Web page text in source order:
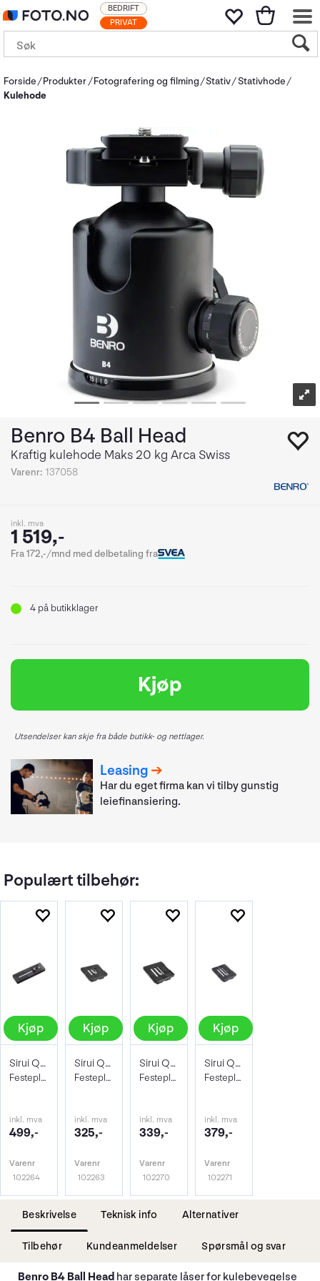
PRIVAT
BEDRIFT
Forside Produkter Fotografering og filming Stativ Stativhode
Kulehode
Benro B4 Ball Head
Kraftig kulehode Maks 20 kg Arca Swiss
Varenr: 137058
inkl. mva
1 519,-
Fra 172,-/mnd med delbetaling fra
4 på butikklager
Kjøp
Utsendelser kan skje fra både butikk- og nettlager.
Leasing
Har du eget firma kan vi tilby gunstig
leiefinansiering.
Populært tilbehør:
Kjøp
Sirui Quick Release Plate PH-120
Festeplate Arca Swiss 12 cm
inkl. mva
499,-
Varenr
102264
Kjøp
Sirui Quick Release Plate TY-50X
Festeplate Arca Swiss Bred med remfeste
inkl. mva
325,-
Varenr
102263
Kjøp
Sirui Quick Release Plate TY-60X
Festeplate Arca Swiss
inkl. mva
339,-
Varenr
102270
Kjøp
Sirui Quick Release Plate TY-70X
Festeplate Arca Swiss Ekstra bred
inkl. mva
379,-
Varenr
102271
Beskrivelse Teknisk info Alternativer
Tilbehør Kundeanmeldelser Spørsmål og svar
Benro B4 Ball Head har separate låser for kulebevegelse